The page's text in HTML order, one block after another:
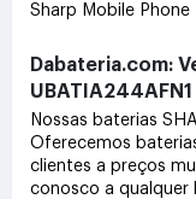
Sharp Mobile Phone
Dabateria.com:
Nossas baterias
Oferecemos
clientes a preços
conosco a qualquer